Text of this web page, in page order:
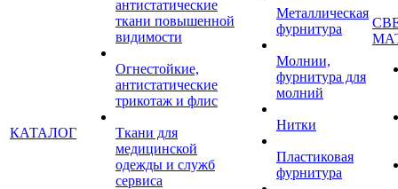
КАТАЛОГ
антистатические
ткани повышенной
видимости
Огнестойкие,
антистатические
трикотаж и флис
Ткани для
медицинской
одежды и служб
сервиса
Металлическая
фурнитура
Молнии,
фурнитура для
молний
Нитки
Пластиковая
фурнитура